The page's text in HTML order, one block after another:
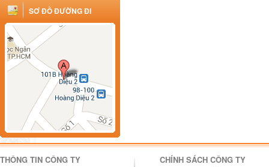
SƠ ĐỒ ĐƯỜNG ĐI
THÔNG TIN CÔNG TY CHÍNH SÁCH CÔNG TY